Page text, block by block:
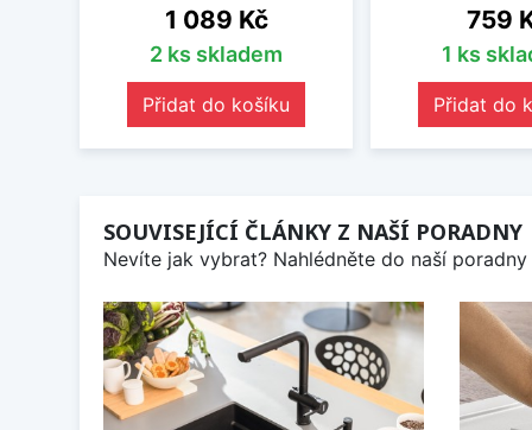
Cena
1 089 Kč
2 ks skladem
Přidat do košíku
Cena
759
1 ks
Přidat do
SOUVISEJÍCÍ ČLÁNKY Z NAŠÍ PORADNY
Nevíte jak vybrat? Nahlédněte do naší